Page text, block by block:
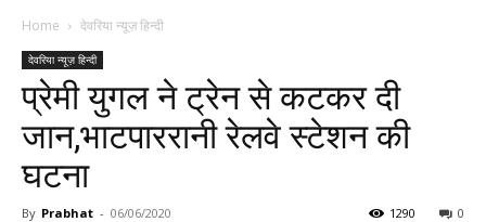
Home देवरिया न्यूज़ हिन्दी
देवरिया न्यूज़ हिन्दी
प्रेमी युगल ने ट्रेन से कटकर दी
जान,भाटपाररानी रेलवे स्टेशन की
घटना
By Prabhat - 06/06/2020 0
1290